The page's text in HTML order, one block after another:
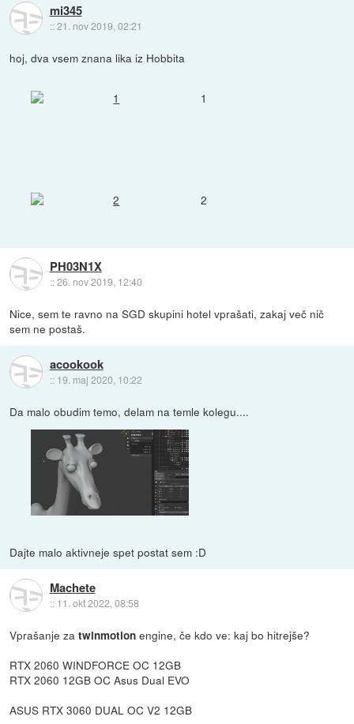
mi345
::21. nov 2019, 02:21
hoj, dva vsem znana lika iz Hobbita
1
2
PH03N1X
::26. nov 2019, 12:40
Nice, sem te ravno na SGD skupini hotel vprašati, zakaj več nič
sem ne postaš.
acookook
:: 19. maj 2020, 10:22
Da malo obudim temo, delam na temle kolegu....
Dajte malo aktivneje spet postat sem :D
Machete
:: 11. okt 2022, 08:58
Vprašanje zatwinmotion engine, če kdo ve: kaj bo hitrejše?
RTX 2060 WINDFORCE OC 12GB
RTX 2060 12GB OC Asus Dual EVO
ASUS RTX 3060 DUAL OC V2 12GB